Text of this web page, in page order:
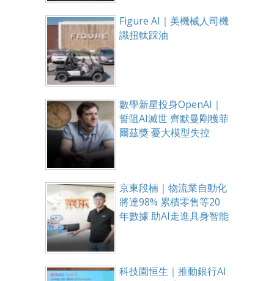
Figure AI｜美機械人司機
識扭軚踩油
數學新星投身OpenAI｜
誓阻AI滅世 齊默曼剛獲菲
爾茲獎 憂大模型失控
京東段楠｜物流業自動化
將達98% 累積零售等20
年數據 助AI走進具身智能
科技園恒生｜推動銀行AI